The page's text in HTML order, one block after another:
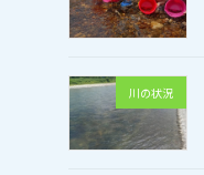
川の状況